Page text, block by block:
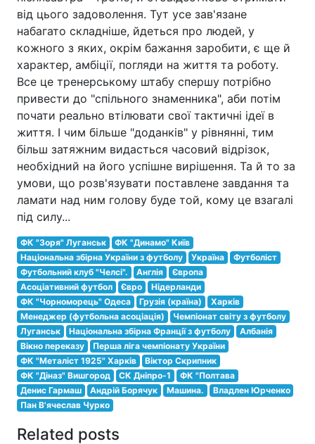
від цього задоволення. Тут усе зав'язане
набагато складніше, йдеться про людей, у
кожного з яких, окрім бажання заробити, є ще й
характер, амбіції, погляди на життя та роботу.
Все це тренерському штабу спершу потрібно
привести до "спільного знаменника", аби потім
почати реально втілювати свої тактичні ідеї в
життя. І чим більше "доданків" у рівнянні, тим
більш затяжним видасться часовий відрізок,
необхідний на його успішне вирішення. Та й то за
умови, що розв'язувати поставлене завдання та
ламати над ним голову буде той, кому це взагалі
під силу...
ФК "Зоря" Луганськ
ФК "Динамо" Київ
Національна збірна України з футболу
Україна
Футболіст
Футбольний клуб "Челсі".
Англія
Європа
Асоціативний футбол
Євро
Нідерланди
ФК "Чорноморець" Одеса
Грузія (країна)
Харків
Менеджер (футбольна асоціація)
Чемпіонат світу з футболу
Луганськ
Національна збірна Франції з футболу
Албанія
Вікно переказу
Перша ліга чемпіонату України
ФК "Металіст 1925" Харків
Віктор Скрипник
ФК "Діназ" Вишгород
СК Дніпро-1
ФК "Полтава
Денис Гармаш
Андрій Борячук Машина.
Владлен Юрченко
Пан В'ячеслав Чурко
Related posts